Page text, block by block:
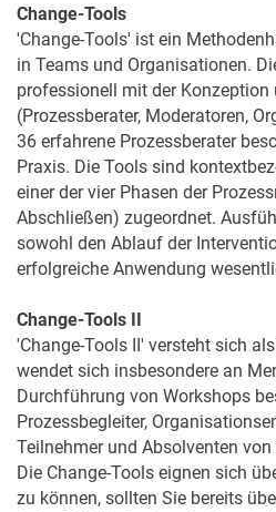
Change-Tools
'Change-Tools' ist ein
in Teams und Organisationen.
professionell mit der
(Prozessberater, Moderatoren,
36 erfahrene Prozessberater
Praxis. Die Tools sind
einer der vier Phasen der
Abschließen) zugeordnet.
sowohl den Ablauf der
erfolgreiche Anwendung
Change-Tools II
'Change-Tools II' versteht sich
wendet sich insbesondere an
Durchführung von Workshops
Prozessbegleiter,
Teilnehmer und Absolventen
Die Change-Tools eignen sich
zu können, sollten Sie bereits